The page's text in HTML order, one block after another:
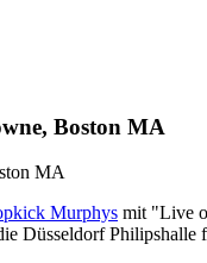
Boston MA
Murphys mit "Live
Düsseldorf